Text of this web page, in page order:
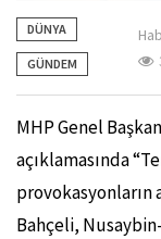
DÜNYA
GÜNDEM
MHP Genel
açıklamasında
provokasyonların
Bahçeli,